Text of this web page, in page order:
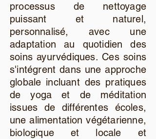
processus de nettoyage
puissant et naturel,
personnalisé, avec une
adaptation au quotidien des
soins ayurvédiques. Ces soins
s'intégrent dans une approche
globale incluant des pratiques
de yoga et de méditation
issues de différentes écoles,
une alimentation végétarienne,
biologique et locale et